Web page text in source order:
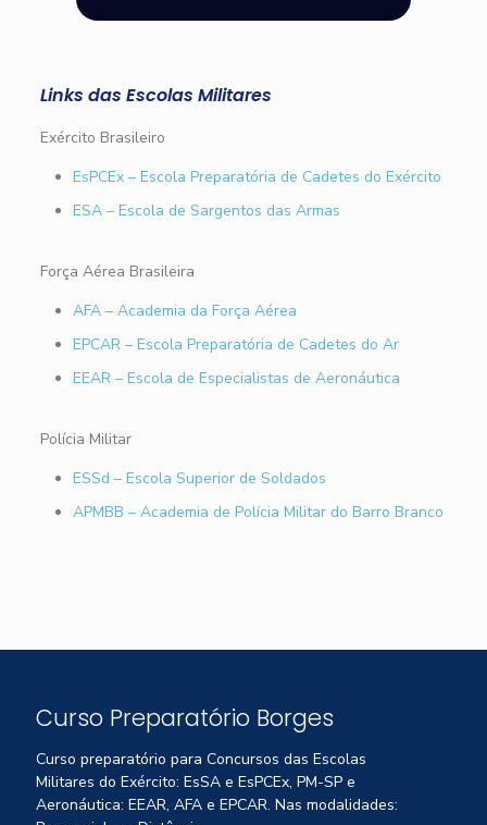
Links das Escolas Militares
Exército Brasileiro
EsPCEx – Escola Preparatória de Cadetes do Exército
ESA – Escola de Sargentos das Armas
Força Aérea Brasileira
AFA – Academia da Força Aérea
EPCAR – Escola Preparatória de Cadetes do Ar
EEAR – Escola de Especialistas de Aeronáutica
Polícia Militar
ESSd – Escola Superior de Soldados
APMBB – Academia de Polícia Militar do Barro Branco
Curso Preparatório Borges
Curso preparatório para Concursos das Escolas
Militares do Exército: EsSA e EsPCEx, PM-SP e
Aeronáutica: EEAR, AFA e EPCAR. Nas modalidades: